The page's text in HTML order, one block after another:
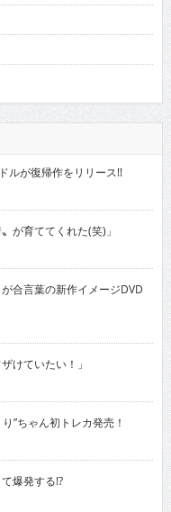
ルが復帰作をリリース!!
が育ててくれた(笑)」
合言葉の新作イメージDVD
けていたい！」
”ちゃん初トレカ発売！
爆発する!?